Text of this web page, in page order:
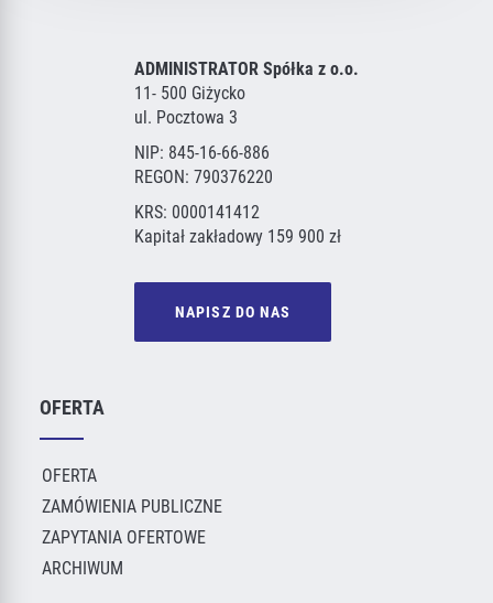
ADMINISTRATOR Spółka z o.o.
11- 500 Giżycko
ul. Pocztowa 3
NIP: 845-16-66-886
REGON: 790376220
KRS: 0000141412
Kapitał zakładowy 159 900 zł
NAPISZ DO NAS
OFERTA
OFERTA
ZAMÓWIENIA PUBLICZNE
ZAPYTANIA OFERTOWE
ARCHIWUM